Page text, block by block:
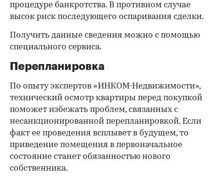
процедуре банкротства. В противном случае
высок риск последующего оспаривания сделки.
Получить данные сведения можно с помощью
специального сервиса.
Перепланировка
По опыту экспертов «ИНКОМ-Недвижимости»,
технический осмотр квартиры перед покупкой
поможет избежать проблем, связанных с
несанкционированной перепланировкой. Если
факт ее проведения всплывет в будущем, то
приведение помещения в первоначальное
состояние станет обязанностью нового
собственника.